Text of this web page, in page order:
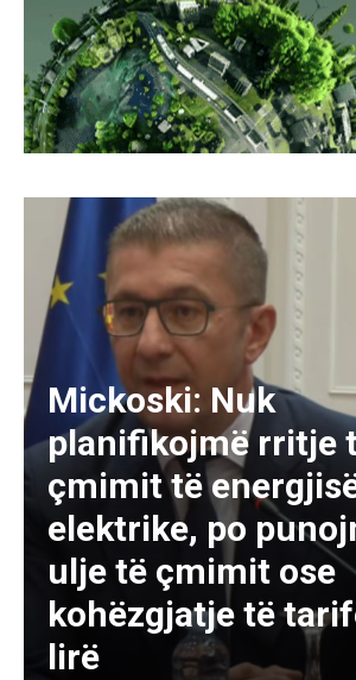
Mickoski: Nuk
planifikojmë rritje
çmimit të
elektrike, po
ulje të çmimit ose
kohëzgjatje të
lirë